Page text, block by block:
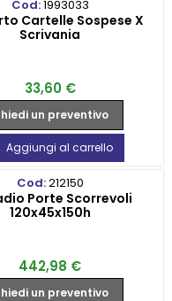
Cod:1993033
Cartelle Sospese X
Scrivania
Prezzo
33,60 €
un preventivo
Aggiungi al carrello
Cod:212150
Porte Scorrevoli
120x45x150h
Prezzo
442,98 €
un preventivo